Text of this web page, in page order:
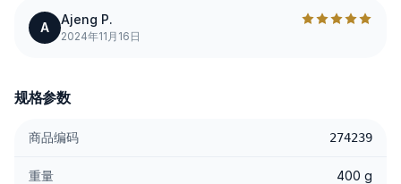
A
Ajeng P.
2024年11月16日
规格参数
商品编码 274239
重量 400 g